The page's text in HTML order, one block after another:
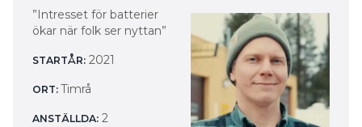
”Intresset för batterier
ökar när folk ser nyttan”
STARTÅR: 2021
ORT: Timrå
ANSTÄLLDA: 2